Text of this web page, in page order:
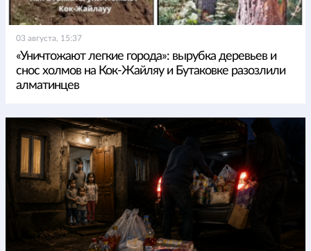
03 августа, 15:37
«Уничтожают легкие города»: вырубка деревьев и
снос холмов на Кок-Жайляу и Бутаковке разозлили
алматинцев